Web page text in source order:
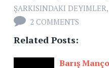
ŞARKISINDAKI DEYIMLER,
2 COMMENTS
Related Posts:
Barış